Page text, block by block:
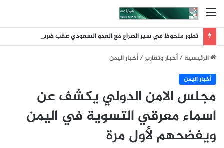
القائمة
الرئيسية/أخبار وتقارير/أخبار اليمن
أخبار اليمن
مجلس الامن الدولي يكشف عن
اسماء معرقي التسوية في اليمن
ويفضحهم لأول مرة